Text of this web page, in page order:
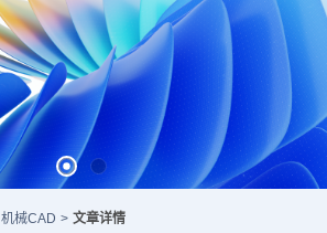
机械CAD > 文章详情